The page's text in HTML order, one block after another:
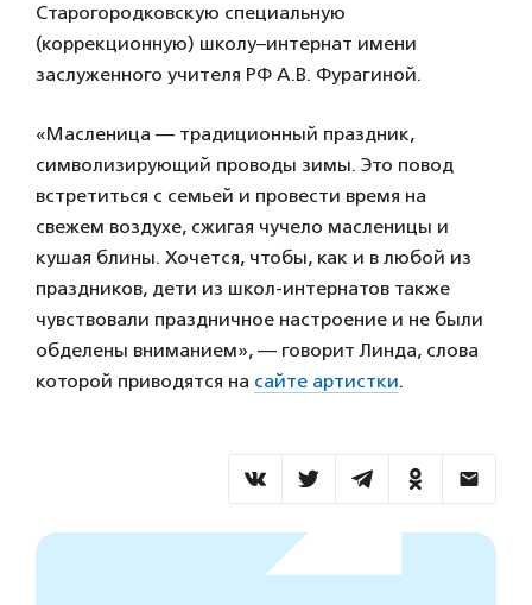
Старогородковскую специальную
(коррекционную) школу–интернат имени
заслуженного учителя РФ А.В. Фурагиной.
«Масленица — традиционный праздник,
символизирующий проводы зимы. Это повод
встретиться с семьей и провести время на
свежем воздухе, сжигая чучело масленицы и
кушая блины. Хочется, чтобы, как и в любой из
праздников, дети из школ-интернатов также
чувствовали праздничное настроение и не были
обделены вниманием», — говорит Линда, слова
которой приводятся на сайте артистки.